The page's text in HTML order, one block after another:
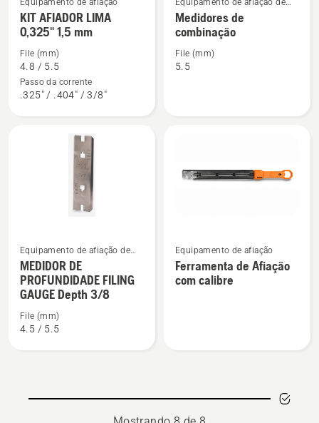
See
more
details
about
KIT
AFIADOR
Equipamento de afiação
KIT AFIADOR LIMA
0,325" 1,5 mm
File (mm)
4.8 / 5.5
Passo da corrente
.325" / .404" / 3/8"
See
more
details
about
Medidores
Equipamento de afiação de
motosserra
Medidores de
combinação
File (mm)
5.5
See
more
details
about
MEDIDOR
DE
Depth
Equipamento de afiação de
motosserra
MEDIDOR DE
PROFUNDIDADE FILING
GAUGE Depth 3/8
File (mm)
4.5 / 5.5
See
more
details
Equipamento de afiação
Ferramenta de Afiação
com calibre